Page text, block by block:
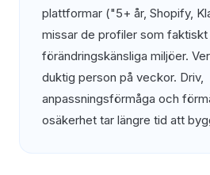
plattformar ("5+ år, Shopify,
missar de profiler som faktiskt
förändringskänsliga miljöer.
duktig person på veckor. Driv,
anpassningsförmåga och
osäkerhet tar längre tid att